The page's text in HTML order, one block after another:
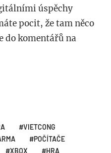
úspěchy
pocit, že tam něco
do komentářů na
VIETCONG
POČÍTAČE
XBOX HRA